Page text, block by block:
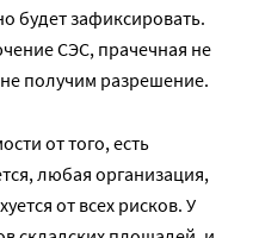
будет зафиксировать.
СЭС, прачечная не
получим разрешение.
от того, есть
любая организация,
от всех рисков. У